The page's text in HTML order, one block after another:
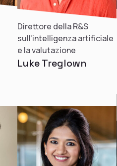
Direttore della R&S
sull'intelligenza artificiale
e la valutazione
Luke Treglown